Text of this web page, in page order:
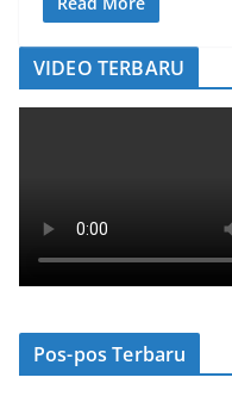
VIDEO TERBARU
Pos-pos Terbaru